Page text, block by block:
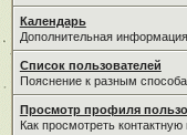
Календарь
Дополнительная
Список пользователей
Пояснение к разным
Просмотр профиля
Как просмотреть